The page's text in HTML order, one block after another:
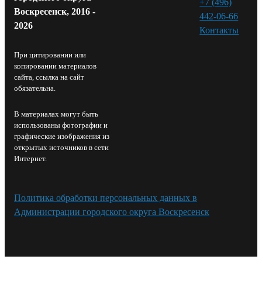
Воскресенск, 2016 -
2026
При цитировании или
копировании материалов
сайта, ссылка на сайт
обязательна.
В материалах могут быть
использованы фотографии и
графические изображения из
открытых источников в сети
Интернет.
442-06-66
Контакты⁠
Политика обработки персональных данных в
Администрации городского округа Воскресенск